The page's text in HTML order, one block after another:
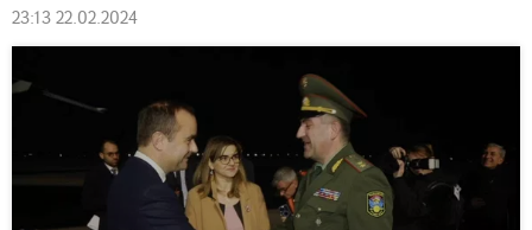
23:13 22.02.2024